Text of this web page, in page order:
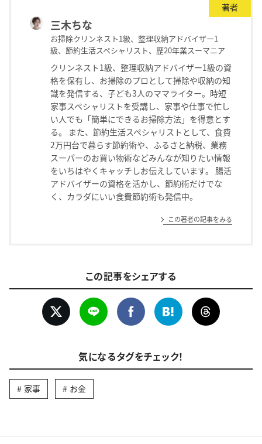
著者
三木ちな
お掃除クリンネスト1級、整理収納アドバイザー1
級、節約生活スペシャリスト、歴20年業スーマニア
クリンネスト1級、整理収納アドバイザー1級の資
格を保有し、お掃除のプロとして掃除や収納の知
識を発信する、子ども3人のママライター。時短
家事スペシャリストを受講し、家事や仕事で忙し
い人でも「簡単にできるお掃除方法」を得意とす
る。 また、節約生活スペシャリストとして、食費
2万円台で暮らす節約術や、ふるさと納税、業務
スーパーのお買い物術などみんなが知りたい情報
をいちはやくキャッチしお伝えしています。 腸活
アドバイザーの資格を活かし、節約術だけでな
く、カラダにいい食費節約術も発信中。
この著者の記事をみる
この記事をシェアする
気になるタグをチェック！
家事 お金